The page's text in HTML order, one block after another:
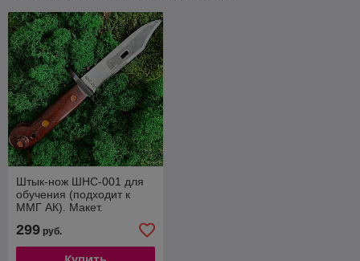
Штык-нож ШНС-001 для
обучения (подходит к
ММГ АК). Макет.
299 руб.